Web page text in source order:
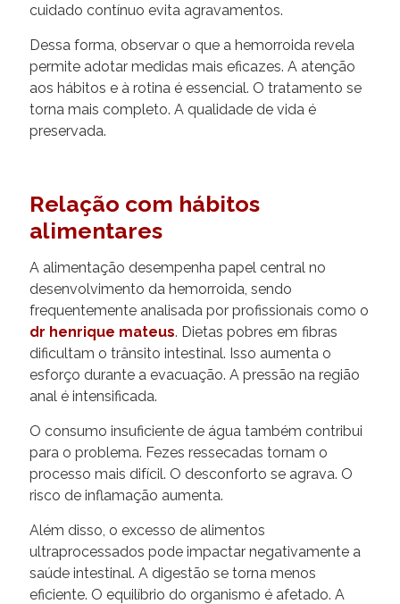
cuidado contínuo evita agravamentos.
Dessa forma, observar o que a hemorroida revela
permite adotar medidas mais eficazes. A atenção
aos hábitos e à rotina é essencial. O tratamento se
torna mais completo. A qualidade de vida é
preservada.
Relação com hábitos
alimentares
A alimentação desempenha papel central no
desenvolvimento da hemorroida, sendo
frequentemente analisada por profissionais como o
dr henrique mateus. Dietas pobres em fibras
dificultam o trânsito intestinal. Isso aumenta o
esforço durante a evacuação. A pressão na região
anal é intensificada.
O consumo insuficiente de água também contribui
para o problema. Fezes ressecadas tornam o
processo mais difícil. O desconforto se agrava. O
risco de inflamação aumenta.
Além disso, o excesso de alimentos
ultraprocessados pode impactar negativamente a
saúde intestinal. A digestão se torna menos
eficiente. O equilíbrio do organismo é afetado. A